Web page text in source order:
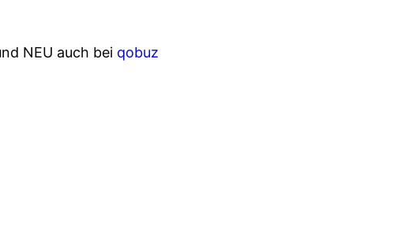
NEU auch bei qobuz